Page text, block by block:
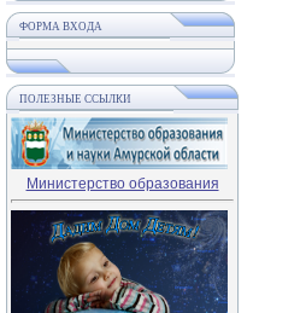
ФОРМА ВХОДА
ПОЛЕЗНЫЕ ССЫЛКИ
Министерство образования